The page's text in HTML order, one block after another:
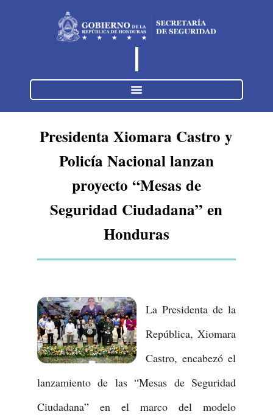
Presidenta Xiomara Castro y
Policía Nacional lanzan
proyecto “Mesas de
Seguridad Ciudadana” en
Honduras
La Presidenta de la
República, Xiomara
Castro, encabezó el
lanzamiento de las “Mesas de Seguridad
Ciudadana” en el marco del modelo